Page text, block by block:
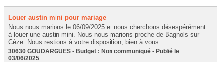
Louer austin mini pour mariage
Nous nous marions le 06/09/2025 et nous cherchons désespérément
à louer une austin mini. Nous nous marions proche de Bagnols sur
Cèze. Nous restions à votre disposition, bien à vous
30630 GOUDARGUES - Budget : Non communiqué - Publié le
03/06/2025